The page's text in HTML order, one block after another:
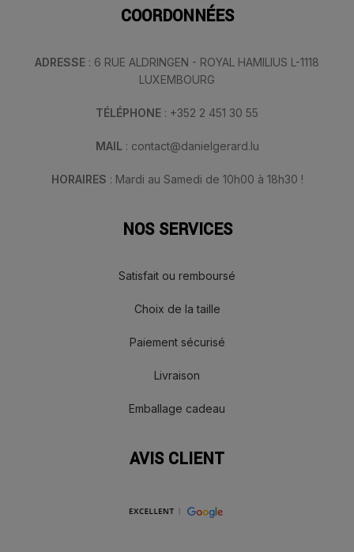
COORDONNÉES
ADRESSE : 6 RUE ALDRINGEN - ROYAL HAMILIUS L-1118
LUXEMBOURG
TÉLÉPHONE : +352 2 451 30 55
MAIL : contact@danielgerard.lu
HORAIRES : Mardi au Samedi de 10h00 à 18h30 !
NOS SERVICES
Satisfait ou remboursé
Choix de la taille
Paiement sécurisé
Livraison
Emballage cadeau
AVIS CLIENT